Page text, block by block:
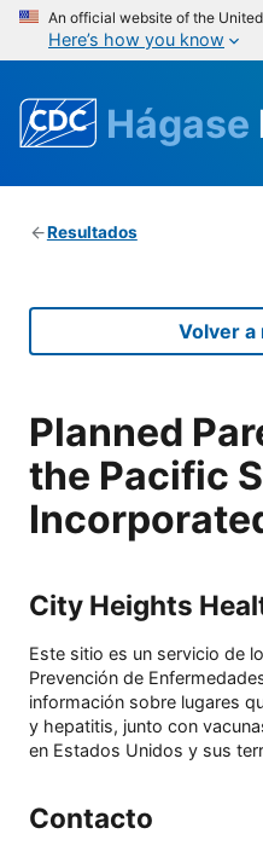
An official website of the
Here’s how you know
Hágase
Resultados
Volver a
Planned
the Pacific
City Heights
Este sitio es un servicio de
Prevención de
información sobre lugares
y hepatitis, junto con
en Estados Unidos y sus
Contacto